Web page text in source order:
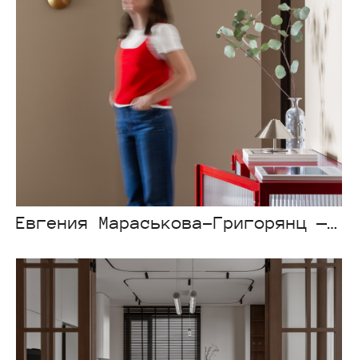
Евгения Мараськова-Григорянц — Atlant